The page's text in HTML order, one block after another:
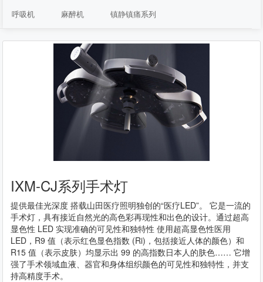
呼吸机 麻醉机 镇静镇痛系列
IXM-CJ系列手术灯
提供最佳光深度 搭载山田医疗照明独创的“医疗LED”。 它是一流的
手术灯，具有接近自然光的高色彩再现性和出色的设计。通过超高
显色性 LED 实现准确的可见性和独特性 使用超高显色性医用
LED，R9 值（表示红色显色指数 (Ri)，包括接近人体的颜色）和
R15 值（表示皮肤）均显示出 99 的高指数日本人的肤色…… 它增
强了手术领域血液、器官和身体组织颜色的可见性和独特性，并支
持高精度手术。